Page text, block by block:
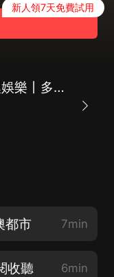
新人領7天免費試用
重生風華時代丨港澳娛樂丨多人有聲劇丨方池有聲
都市 7min
收聽 6min